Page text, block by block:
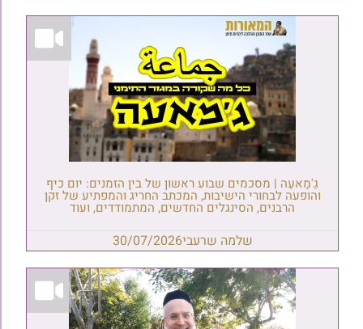
גַ'מַאעַה | מסכמים שבוע ראשון של בין הזמנים: יום כיף
והופעה לבחורי הישיבות, המכתב החריג והמפתיע של זקן
הרבנים, הסינגלים החדשים, המתמודדים, ועוד
שלמה שרעבי30/07/2026